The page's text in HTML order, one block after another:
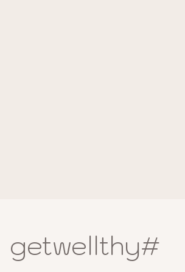
تحسين مستويات الأكسجين
ما هي
تقليل التوتر
#getwellthy